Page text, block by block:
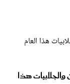
والجلابيات هذا